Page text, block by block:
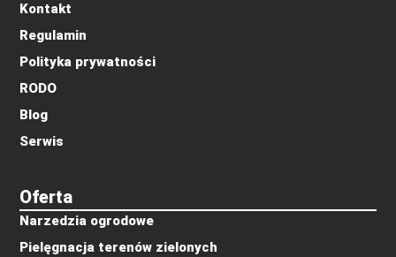
Oferta
Narzedzia ogrodowe
Pielęgnacja terenów zielonych
Kontakt
Regulamin
Polityka prywatności
RODO
Blog
Serwis